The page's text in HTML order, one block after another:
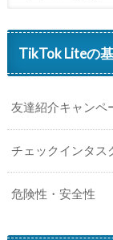
TikTok Liteの
友達紹介キャンペ
チェックインタス
危険性・安全性